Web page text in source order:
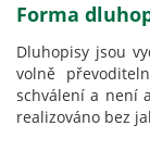
Forma
Dluhopisy jsou
volně
schválení a není
realizováno bez